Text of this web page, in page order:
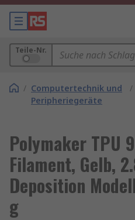
Teile-Nr.
/ Computertechnik und
Peripheriegeräte
/
Polymaker TPU
Filament, Gelb,
Deposition
g